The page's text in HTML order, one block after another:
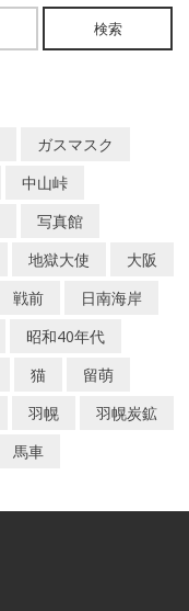
ガスマスク
中山峠
写真館
地獄大使
大阪
戦前
日南海岸
昭和40年代
猫
留萌
羽幌
羽幌炭鉱
馬車